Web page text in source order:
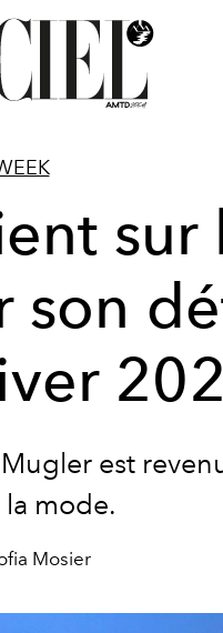
sur
son
est
mode.
Mosier